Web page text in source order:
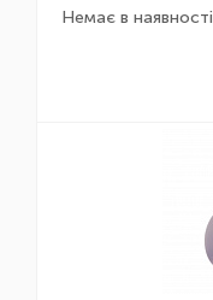
Немає в наявності